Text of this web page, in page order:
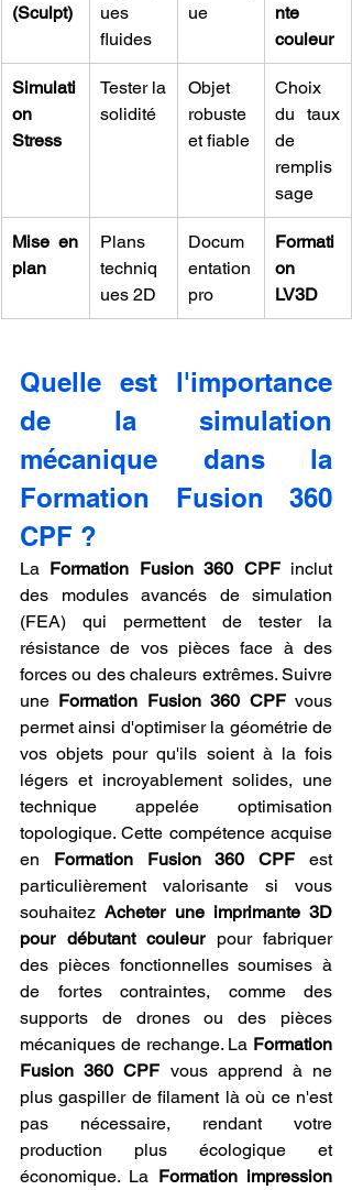
(Sculpt)
ues
fluides
ue
nte
couleur
Simulati
on
Stress
Tester la
solidité
Objet
robuste
et fiable
Choix
du taux
de
remplis
sage
Mise en
plan
Plans
techniq
ues 2D
Docum
entation
pro
Formati
on
LV3D
Quelle est l'importance
de la simulation
mécanique dans la
Formation Fusion 360
CPF ?
La Formation Fusion 360 CPF inclut
des modules avancés de simulation
(FEA) qui permettent de tester la
résistance de vos pièces face à des
forces ou des chaleurs extrêmes. Suivre
une Formation Fusion 360 CPF vous
permet ainsi d'optimiser la géométrie de
vos objets pour qu'ils soient à la fois
légers et incroyablement solides, une
technique appelée optimisation
topologique. Cette compétence acquise
en Formation Fusion 360 CPF est
particulièrement valorisante si vous
souhaitez Acheter une imprimante 3D
pour débutant couleur pour fabriquer
des pièces fonctionnelles soumises à
de fortes contraintes, comme des
supports de drones ou des pièces
mécaniques de rechange. La Formation
Fusion 360 CPF vous apprend à ne
plus gaspiller de filament là où ce n'est
pas nécessaire, rendant votre
production plus écologique et
économique. La Formation impression